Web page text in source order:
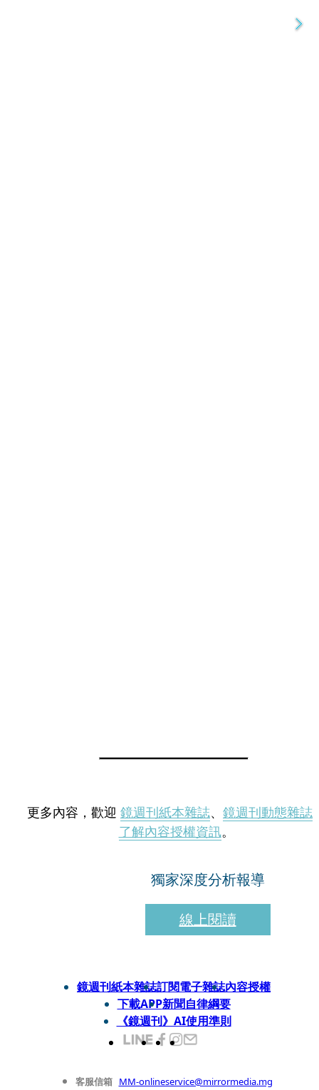
更多內容，歡迎 鏡週刊紙本雜誌、 鏡週刊動態雜誌
了解內容授權資訊。
獨家深度分析報導
線上閱讀
鏡週刊紙本雜誌訂閱電子雜誌內容授權
下載APP新聞自律綱要
《鏡週刊》AI使用準則
客服信箱 MM-onlineservice@mirrormedia.mg